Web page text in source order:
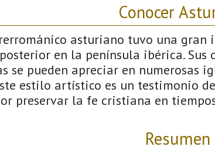
Conocer
asturiano tuvo una
en la península ibérica.
se pueden apreciar en numerosas
estilo artístico es un testimonio
preservar la fe cristiana en
Resumen